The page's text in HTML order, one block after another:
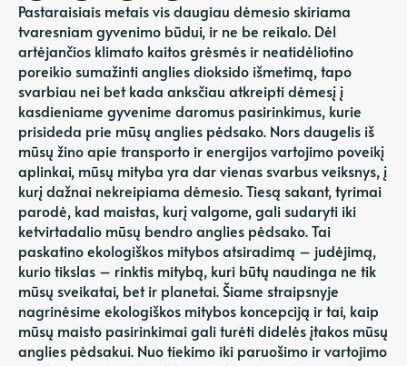
Pastaraisiais metais vis daugiau dėmesio skiriama
tvaresniam gyvenimo būdui, ir ne be reikalo. Dėl
artėjančios klimato kaitos grėsmės ir neatidėliotino
poreikio sumažinti anglies dioksido išmetimą, tapo
svarbiau nei bet kada anksčiau atkreipti dėmesį į
kasdieniame gyvenime daromus pasirinkimus, kurie
prisideda prie mūsų anglies pėdsako. Nors daugelis iš
mūsų žino apie transporto ir energijos vartojimo poveikį
aplinkai, mūsų mityba yra dar vienas svarbus veiksnys, į
kurį dažnai nekreipiama dėmesio. Tiesą sakant, tyrimai
parodė, kad maistas, kurį valgome, gali sudaryti iki
ketvirtadalio mūsų bendro anglies pėdsako. Tai
paskatino ekologiškos mitybos atsiradimą – judėjimą,
kurio tikslas – rinktis mitybą, kuri būtų naudinga ne tik
mūsų sveikatai, bet ir planetai. Šiame straipsnyje
nagrinėsime ekologiškos mitybos koncepciją ir tai, kaip
mūsų maisto pasirinkimai gali turėti didelės įtakos mūsų
anglies pėdsakui. Nuo tiekimo iki paruošimo ir vartojimo